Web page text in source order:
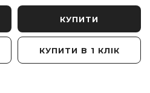
КУПИТИ
КУПИТИ В 1 КЛІК